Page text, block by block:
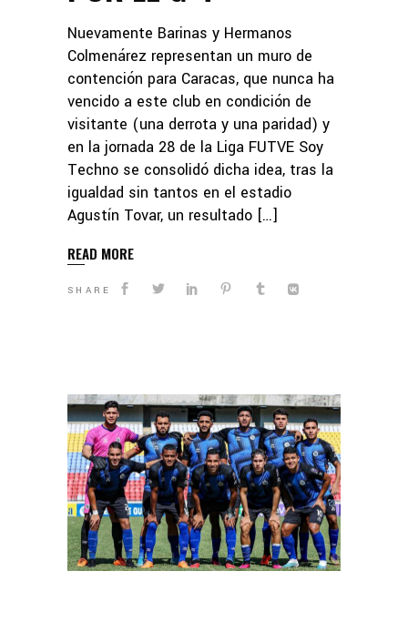
Nuevamente Barinas y Hermanos
Colmenárez representan un muro de
contención para Caracas, que nunca ha
vencido a este club en condición de
visitante (una derrota y una paridad) y
en la jornada 28 de la Liga FUTVE Soy
Techno se consolidó dicha idea, tras la
igualdad sin tantos en el estadio
Agustín Tovar, un resultado […]
READ MORE
SHARE